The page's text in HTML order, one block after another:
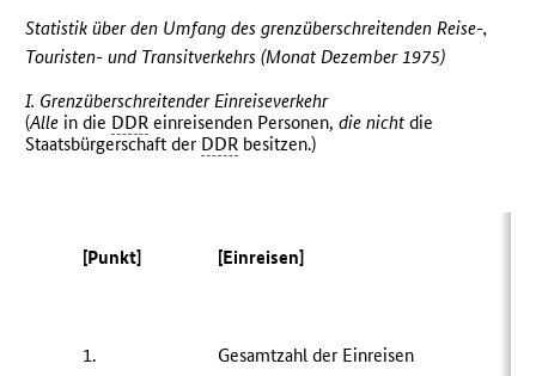
Statistik über den Umfang des grenzüberschreitenden Reise-,
Touristen- und Transitverkehrs (Monat Dezember 1975)
I. Grenzüberschreitender Einreiseverkehr
(Alle in die DDR einreisenden Personen,die nicht die
Staatsbürgerschaft der DDR besitzen.)
[Punkt] [Einreisen]
1. Gesamtzahl der Einreisen